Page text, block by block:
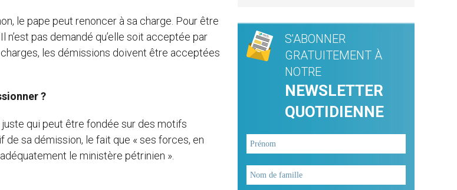
le pape peut renoncer à sa charge. Pour être
pas demandé qu’elle soit acceptée par
les démissions doivent être acceptées
?
qui peut être fondée sur des motifs
sa démission, le fait que « ses forces, en
le ministère pétrinien ».
S'ABONNER
GRATUITEMENT À
NOTRE
NEWSLETTER
QUOTIDIENNE